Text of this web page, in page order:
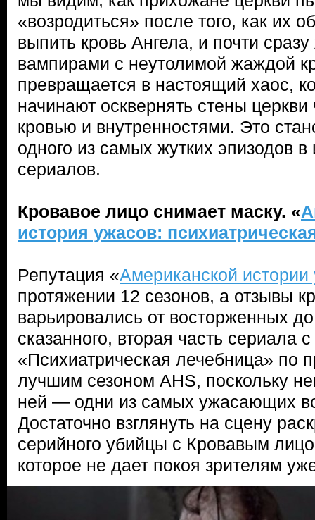
«возродиться» после того, как их
выпить кровь Ангела, и почти
вампирами с неутолимой жаждой
превращается в настоящий хаос,
начинают осквернять стены
кровью и внутренностями. Это
одного из самых жутких эпизодов
сериалов.
Кровавое лицо снимает маску. «
история ужасов:
Репутация «Американской истории
протяжении 12 сезонов, а отзывы
варьировались от восторженных
сказанного, вторая часть сериала
«Психиатрическая лечебница» по
лучшим сезоном AHS, поскольку
ней — одни из самых ужасающих
Достаточно взглянуть на сцену
серийного убийцы с Кровавым
которое не дает покоя зрителям